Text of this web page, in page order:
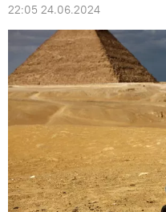
22:05 24.06.2024